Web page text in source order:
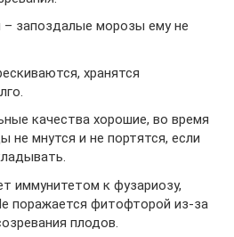
– запоздалые морозы ему не
хранятся
качества хорошие, во время
не мнутся и не портятся, если
иммунитетом к фузариозу,
поражается фитофторой из-за
плодов.